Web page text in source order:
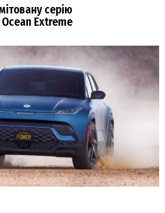
серію
Extreme